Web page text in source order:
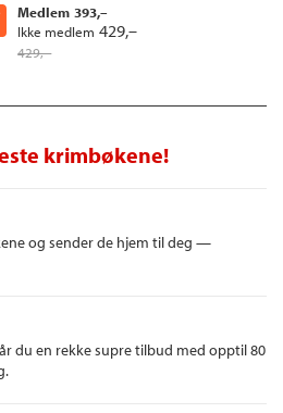
Medlem 393,–
Ikke medlem 429,–
429,–
Kjøp
krimbøkene!
og sender de hjem til deg —
du en rekke supre tilbud med opptil 80